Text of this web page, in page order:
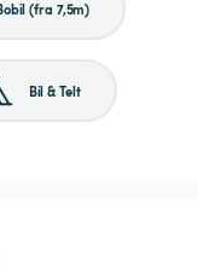
(fra 7,5m)
Bil & Telt